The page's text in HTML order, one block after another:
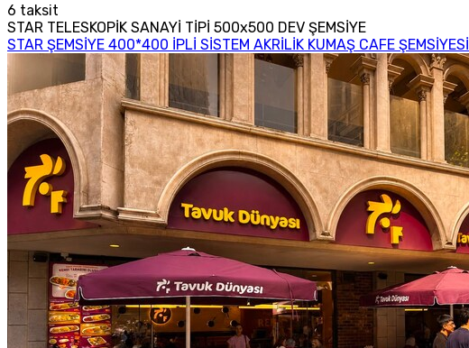
6 taksit
STAR TELESKOPİK SANAYİ TİPİ 500x500 DEV ŞEMSİYE
STAR ŞEMSİYE 400*400 İPLİ SİSTEM AKRİLİK KUMAŞ CAFE ŞEMSİYESİ